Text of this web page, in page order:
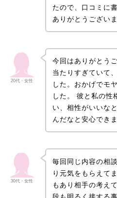
たので、口コミに
ありがとうございま
20代・女性
今回はありがとう
当たりすぎていて
した。おかげでモ
した。 彼と私の性
い、相性がいいな
んだなと安心できま
30代・女性
毎回同じ内容の相
り元気をもらえて
もあり相手の考え